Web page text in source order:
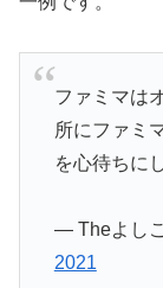
ファミマは
所にファミ
を心待ちに
— Theよし
2021